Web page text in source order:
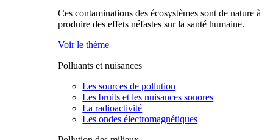
Ces contaminations des écosystèmes sont de nature à
produire des effets néfastes sur la santé humaine.
Voir le thème
Polluants et nuisances
Les sources de pollution
Les bruits et les nuisances sonores
La radioactivité
Les ondes électromagnétiques